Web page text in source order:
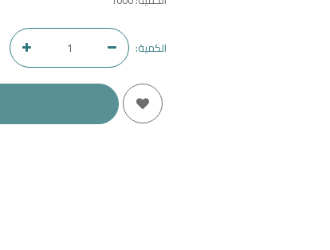
الكمية: